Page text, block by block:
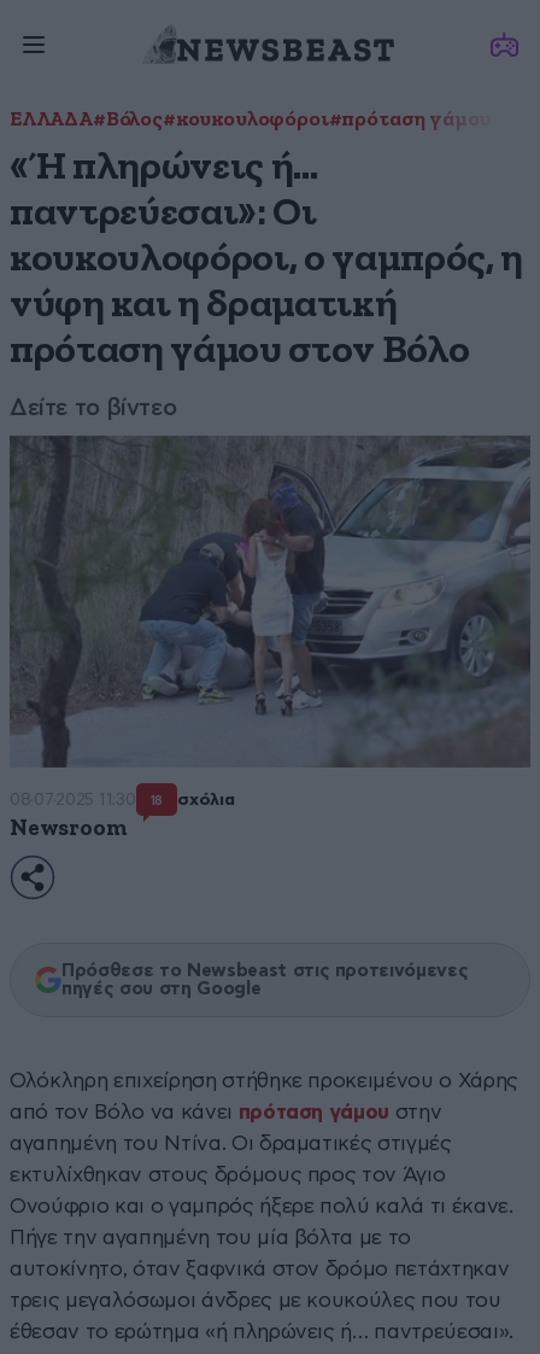
ΕΛΛΑΔΑ#Βόλος#κουκουλοφόροι#πρόταση γάμου
«Ή πληρώνεις ή…
παντρεύεσαι»: Οι
κουκουλοφόροι, ο γαμπρός, η
νύφη και η δραματική
πρόταση γάμου στον Βόλο
Δείτε το βίντεο
08·07·2025 11:30 18 σχόλια
Newsroom
Πρόσθεσε το Newsbeast στις προτεινόμενες
πηγές σου στη Google
Ολόκληρη επιχείρηση στήθηκε προκειμένου ο Χάρης
από τον Βόλο να κάνει πρόταση γάμου στην
αγαπημένη του Ντίνα. Οι δραματικές στιγμές
εκτυλίχθηκαν στους δρόμους προς τον Άγιο
Ονούφριο και ο γαμπρός ήξερε πολύ καλά τι έκανε.
Πήγε την αγαπημένη του μία βόλτα με το
αυτοκίνητο, όταν ξαφνικά στον δρόμο πετάχτηκαν
τρεις μεγαλόσωμοι άνδρες με κουκούλες που του
έθεσαν το ερώτημα «ή πληρώνεις ή… παντρεύεσαι».